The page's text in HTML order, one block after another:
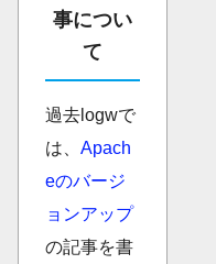
事につい
て
過去logwで
は、 Apach
eのバージ
ョンアップ
の記事を書